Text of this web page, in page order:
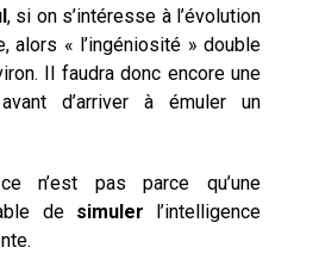
, si on s’intéresse à l’évolution
alors « l’ingéniosité » double
Il faudra donc encore une
d’arriver à émuler un
ce n’est pas parce qu’une
de simuler l’intelligence